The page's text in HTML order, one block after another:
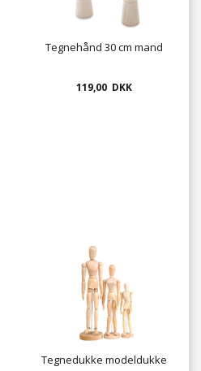
Tegnehånd 30 cm mand
119,00 DKK
Tegnedukke modeldukke